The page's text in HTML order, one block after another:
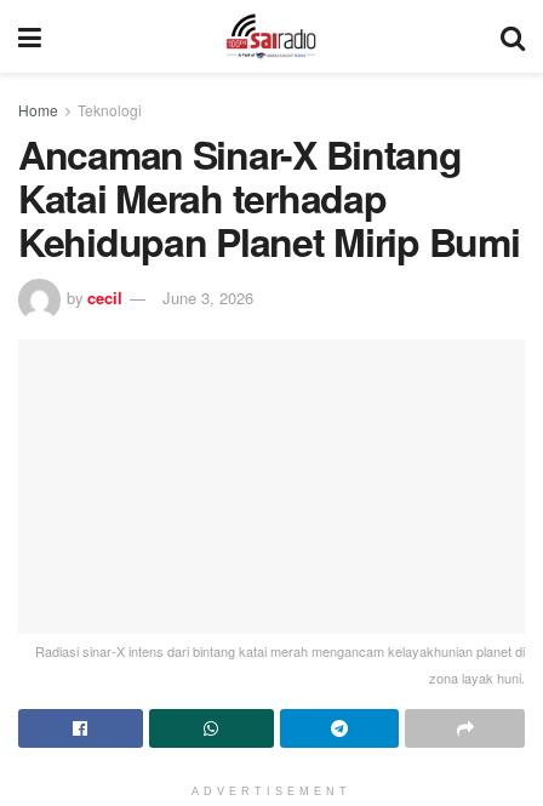
Home Teknologi
Ancaman Sinar-X Bintang
Katai Merah terhadap
Kehidupan Planet Mirip Bumi
by cecil June 3, 2026
Radiasi sinar-X intens dari bintang katai merah mengancam kelayakhunian planet di
zona layak huni.
ADVERTISEMENT